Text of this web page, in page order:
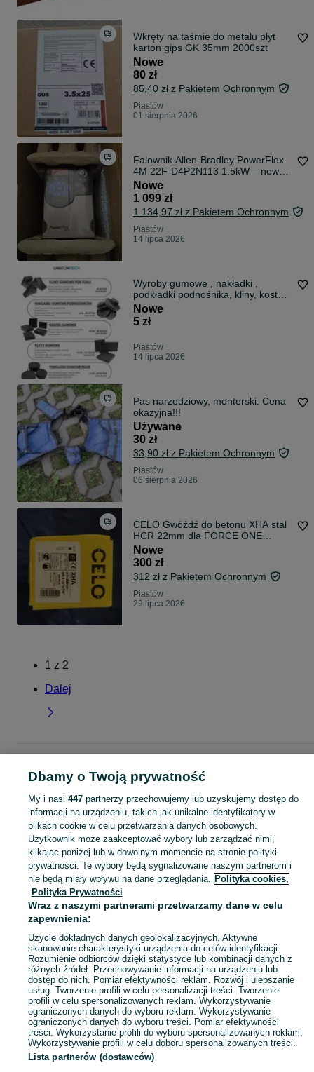
Wkręty na taśmie do metalu płyt
karton gips GK 35mm 2000szt
Nowe
80 zł
85,40 zł z Pakietem Ochronnym
Piastów
01 sierpnia 2026
Falownik Allen-Bradley PowerFlex
4M 22F-D4P2N113 1.5kW – nowy,
fabrycz
Nowe
1 099 zł
1 134,97 zł z Pakietem Ochronnym
Piastów
14 lipca 2026
Wyroby gumowe , nakładki ,
podkładki podnośnika, kliny, kostki,
płyty
Nowe
5 zł
Piastów
14 lipca 2026
Pas narzedziowy, monterski. Cena
okazyjna!!!
Używane
30 zł
33,90 zł z Pakietem Ochronnym
Piastów
06 sierpnia 2026
CELO Gwóźdź do betonu XHA stal
HCR 22mm dla FORCE ONE
800szt. (2 op.)
Nowe
300 zł
312 zł z Pakietem Ochronnym
Piastów
29 lipca 2026
1 z 2
Dalej
narzędzi - Mazowieckie
Osprzęt do narzędzi - Piastów
KATEGORIA
Zobacz
Mapa kategorii
Mapa miejscowości
Mapa ministron
Popularne wyszukiwania
Dbamy o Twoją prywatność
My i nasi 447partnerzy przechowujemy lub uzyskujemy dostęp do
informacji na urządzeniu, takich jak unikalne identyfikatory w
plikach cookie w celu przetwarzania danych osobowych.
Użytkownik może zaakceptować wybory lub zarządzać nimi,
klikając poniżej lub w dowolnym momencie na stronie polityki
prywatności. Te wybory będą sygnalizowane naszym partnerom i
nie będą miały wpływu na dane przeglądania. Polityka cookies,
Polityka Prywatności
Wraz z naszymi partnerami przetwarzamy dane w celu
zapewnienia:
Użycie dokładnych danych geolokalizacyjnych. Aktywne
skanowanie charakterystyki urządzenia do celów identyfikacji.
Rozumienie odbiorców dzięki statystyce lub kombinacji danych z
różnych źródeł. Przechowywanie informacji na urządzeniu lub
dostęp do nich. Pomiar efektywności reklam. Rozwój i ulepszanie
usług. Tworzenie profili w celu personalizacji treści. Tworzenie
profili w celu spersonalizowanych reklam. Wykorzystywanie
ograniczonych danych do wyboru reklam. Wykorzystywanie
ograniczonych danych do wyboru treści. Pomiar efektywności
treści. Wykorzystanie profili do wyboru spersonalizowanych reklam.
Wykorzystywanie profili w celu doboru spersonalizowanych treści.
Lista partnerów (dostawców)